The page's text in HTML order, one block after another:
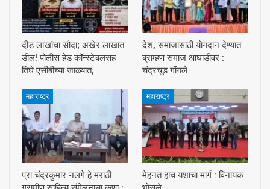
दीड लाखांचा सौदा; अखेर लाखात
डील! पोलीस हेड कॉन्स्टेबलसह
तिघे एसीबीच्या जाळ्यात;
देश, समाजासाठी याेगदान देण्यात
ब्राम्हण समाज आघाडीवर :
चंद्रचूड गाेंगले
महाराष्ट्र
प्रा.चंद्रकुमार नलगे हे मराठी
महाराष्ट्र
मेहनत हाच यशाचा मार्ग : विनायक